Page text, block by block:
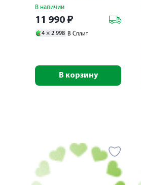
В наличии
11 990 ₽
4 × 2 998 В Сплит
В корзину